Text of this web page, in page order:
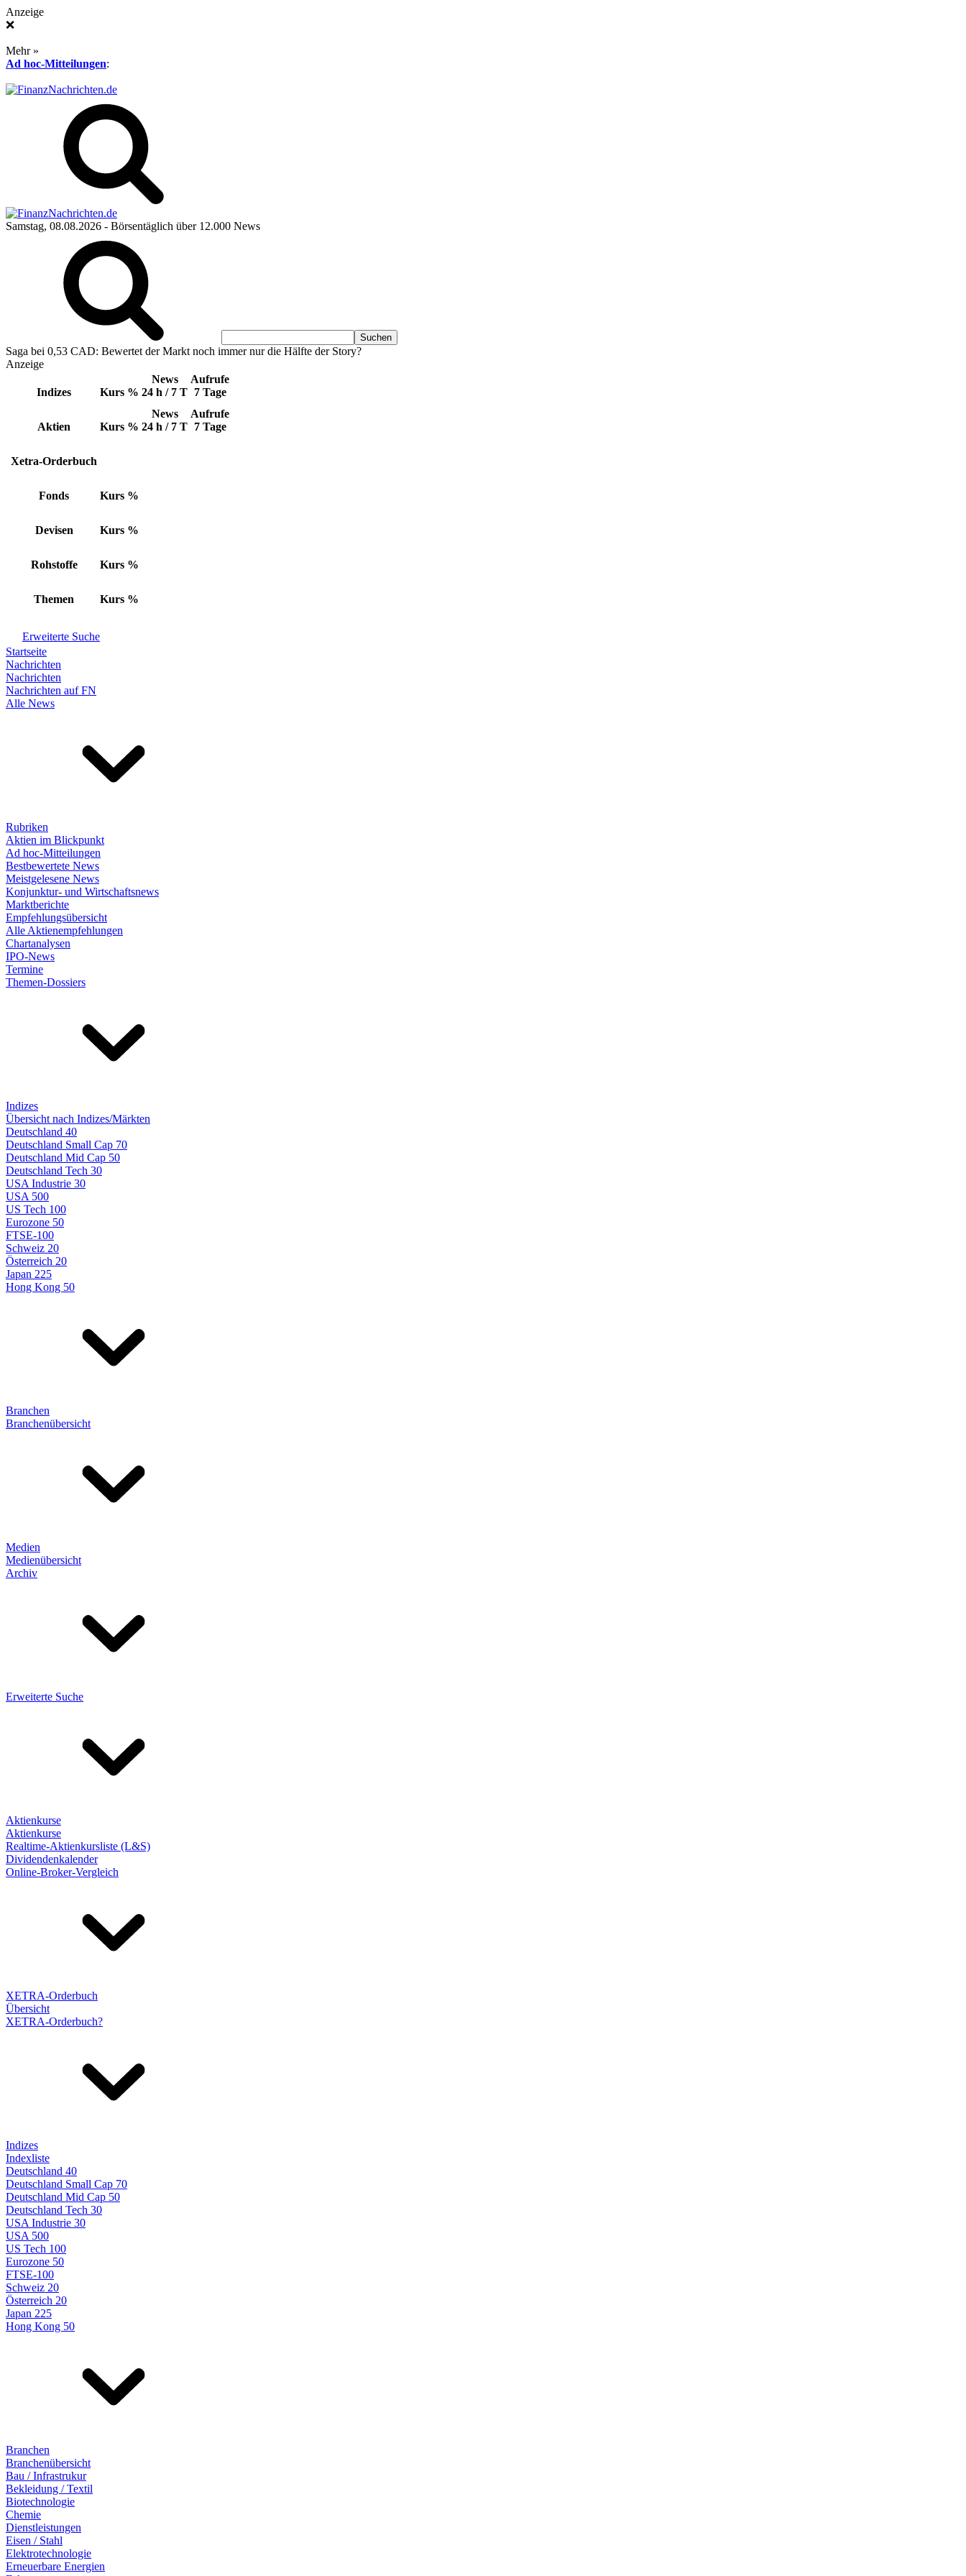
Anzeige
❌
Mehr »
Ad hoc-Mitteilungen:
Samstag, 08.08.2026 - Börsentäglich über 12.000 News
Saga bei 0,53 CAD: Bewertet der Markt noch immer nur die Hälfte der Story?
Anzeige
Indizes Kurs %
News
24 h / 7 T
Aufrufe
7 Tage
Aktien Kurs %
News
24 h / 7 T
Aufrufe
7 Tage
Xetra-Orderbuch
Fonds Kurs %
Devisen Kurs %
Rohstoffe Kurs %
Themen Kurs %
Erweiterte Suche
Startseite
Nachrichten
Nachrichten
Nachrichten auf FN
Alle News
Rubriken
Aktien im Blickpunkt
Ad hoc-Mitteilungen
Bestbewertete News
Meistgelesene News
Konjunktur- und Wirtschaftsnews
Marktberichte
Empfehlungsübersicht
Alle Aktienempfehlungen
Chartanalysen
IPO-News
Termine
Themen-Dossiers
Indizes
Übersicht nach Indizes/Märkten
Deutschland 40
Deutschland Small Cap 70
Deutschland Mid Cap 50
Deutschland Tech 30
USA Industrie 30
USA 500
US Tech 100
Eurozone 50
FTSE-100
Schweiz 20
Österreich 20
Japan 225
Hong Kong 50
Branchen
Branchenübersicht
Medien
Medienübersicht
Archiv
Erweiterte Suche
Aktienkurse
Aktienkurse
Realtime-Aktienkursliste (L&S)
Dividendenkalender
Online-Broker-Vergleich
XETRA-Orderbuch
Übersicht
XETRA-Orderbuch?
Indizes
Indexliste
Deutschland 40
Deutschland Small Cap 70
Deutschland Mid Cap 50
Deutschland Tech 30
USA Industrie 30
USA 500
US Tech 100
Eurozone 50
FTSE-100
Schweiz 20
Österreich 20
Japan 225
Hong Kong 50
Branchen
Branchenübersicht
Bau / Infrastrukur
Bekleidung / Textil
Biotechnologie
Chemie
Dienstleistungen
Eisen / Stahl
Elektrotechnologie
Erneuerbare Energien